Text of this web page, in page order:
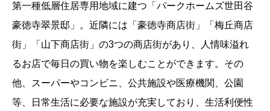
第一種低層住居専用地域に建つ「パークホームズ世田谷
豪徳寺翠景邸」。近隣には「豪徳寺商店街」「梅丘商店
街」「山下商店街」の3つの商店街があり、人情味溢れ
るお店で毎日の買い物を楽しむことができます。その
他、スーパーやコンビニ、公共施設や医療機関、公園
等、日常生活に必要な施設が充実しており、生活利便性